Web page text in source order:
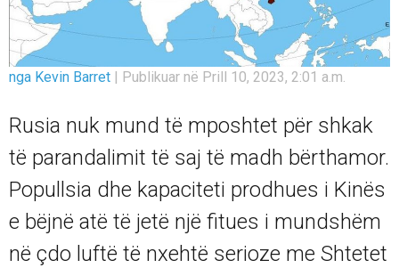
nga Kevin Barret | Publikuar në Prill 10, 2023, 2:01 a.m.
Rusia nuk mund të mposhtet për shkak
të parandalimit të saj të madh bërthamor.
Popullsia dhe kapaciteti prodhues i Kinës
e bëjnë atë të jetë një fitues i mundshëm
në çdo luftë të nxehtë serioze me Shtetet